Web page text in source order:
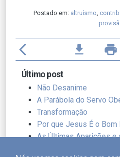
Postado em: altruísmo,
arrow_back_ios file_download print
Último post
Não Desanime
A Parábola do Servo
Transformação
Por que Jesus É o Bom
As Últimas Aparições e